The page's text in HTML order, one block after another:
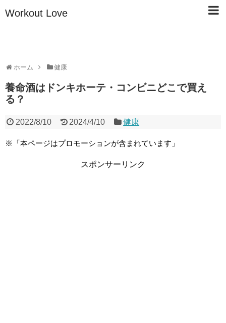
Workout Love
ホーム 健康
養命酒はドンキホーテ・コンビニどこで買え
る？
2022/8/10 2024/4/10 健康
※「本ページはプロモーションが含まれています」
スポンサーリンク